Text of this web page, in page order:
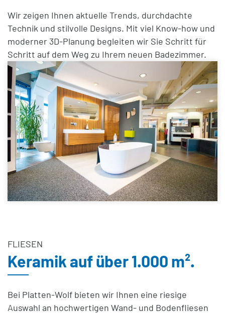
Wir zeigen Ihnen aktuelle Trends, durchdachte
Technik und stilvolle Designs. Mit viel Know-how und
moderner 3D-Planung begleiten wir Sie Schritt für
Schritt auf dem Weg zu Ihrem neuen Badezimmer.
FLIESEN
Keramik auf über 1.000 m².
Bei Platten-Wolf bieten wir Ihnen eine riesige
Auswahl an hochwertigen Wand- und Bodenfliesen